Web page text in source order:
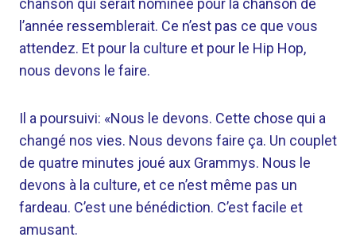
chanson qui serait nominée pour la chanson de
l’année ressemblerait. Ce n’est pas ce que vous
attendez. Et pour la culture et pour le Hip Hop,
nous devons le faire.
Il a poursuivi: «Nous le devons. Cette chose qui a
changé nos vies. Nous devons faire ça. Un couplet
de quatre minutes joué aux Grammys. Nous le
devons à la culture, et ce n’est même pas un
fardeau. C’est une bénédiction. C’est facile et
amusant.